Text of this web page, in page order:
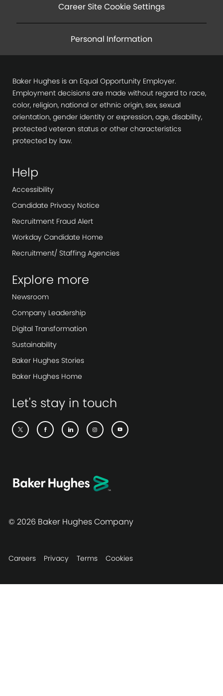
Career Site Cookie Settings
Personal Information
Baker Hughes is an Equal Opportunity Employer.
Employment decisions are made without regard to race,
color, religion, national or ethnic origin, sex, sexual
orientation, gender identity or expression, age, disability,
protected veteran status or other characteristics
protected by law.
Help
Accessibility
Candidate Privacy Notice
Recruitment Fraud Alert
Workday Candidate Home
Recruitment/ Staffing Agencies
Explore more
Newsroom
Company Leadership
Digital Transformation
Sustainability
Baker Hughes Stories
Baker Hughes Home
Let's stay in touch
© 2026 Baker Hughes Company
Careers Privacy Terms Cookies